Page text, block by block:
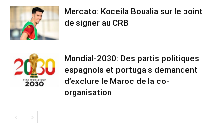
Mercato: Koceila Boualia sur le point
de signer au CRB
Mondial-2030: Des partis politiques
espagnols et portugais demandent
d’exclure le Maroc de la co-
organisation